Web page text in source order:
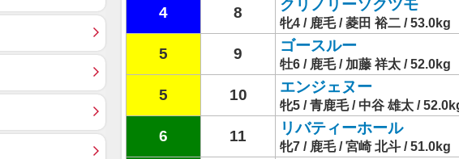
4 8 クリノリーソクツモ
牝4 / 鹿毛 / 菱田 裕二 / 53.0kg
5 9 ゴースルー
牡6 / 鹿毛 / 加藤 祥太 / 52.0kg
5 10 エンジェヌー
牝5 / 青鹿毛 / 中谷 雄太 /
6 11 リバティーホール
牝7 / 鹿毛 / 宮崎 北斗 / 51.0kg